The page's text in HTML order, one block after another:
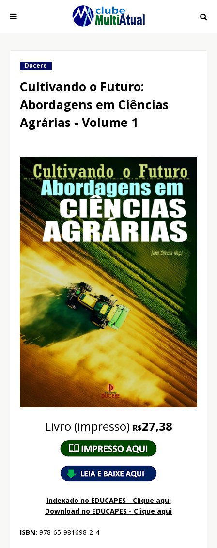
Ducere
Cultivando o Futuro:
Abordagens em Ciências
Agrárias - Volume 1
Livro (impresso) R$27,38
Indexado no EDUCAPES - Clique aqui
Download no EDUCAPES - Clique aqui
ISBN: 978-65-981698-2-4